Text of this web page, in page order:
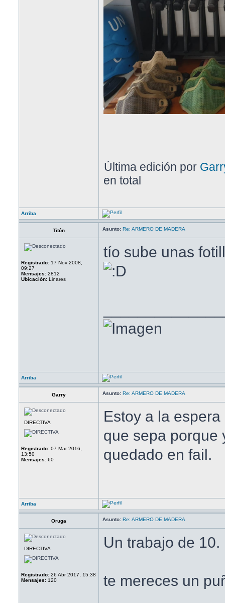
Última edición por
en total
Arriba
Titón Asunto: Re: ARMERO DE MADERA
Registrado: 17 Nov 2008,
09:27
Mensajes: 2812
Ubicación: Linares
tío sube unas
Arriba
Garry Asunto: Re: ARMERO DE MADERA
DIRECTIVA
Registrado: 07 Mar 2016,
13:50
Mensajes: 60
Estoy a la
que sepa porque
quedado en fail.
Arriba
Oruga Asunto: Re: ARMERO DE MADERA
DIRECTIVA
Registrado: 26 Abr 2017, 15:38
Mensajes: 120
Un trabajo de 10.
te mereces un